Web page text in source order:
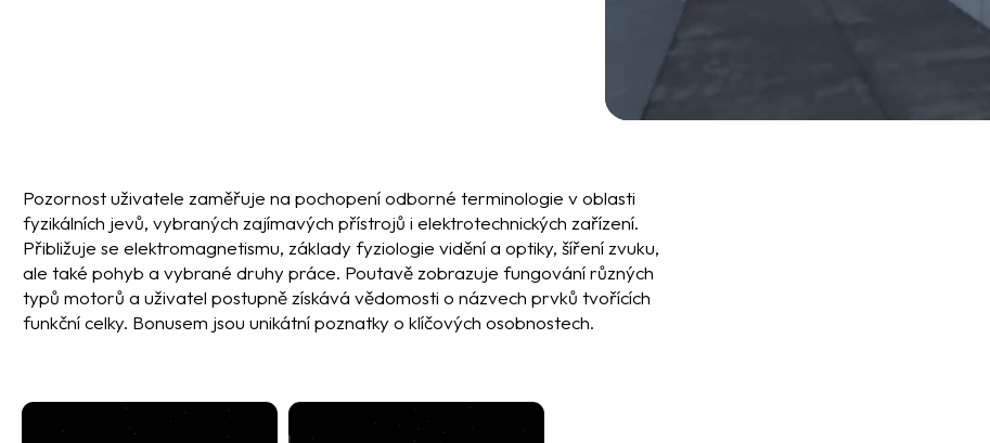
Pozornost uživatele zaměřuje na pochopení odborné terminologie v oblasti
fyzikálních jevů, vybraných zajímavých přístrojů i elektrotechnických zařízení.
Přibližuje se elektromagnetismu, základy fyziologie vidění a optiky, šíření zvuku,
ale také pohyb a vybrané druhy práce. Poutavě zobrazuje fungování různých
typů motorů a uživatel postupně získává vědomosti o názvech prvků tvořících
funkční celky. Bonusem jsou unikátní poznatky o klíčových osobnostech.